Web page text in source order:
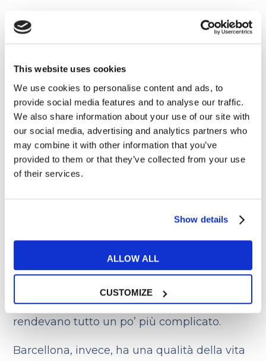
This website uses cookies
We use cookies to personalise content and ads, to
provide social media features and to analyse our traffic.
We also share information about your use of our site with
our social media, advertising and analytics partners who
may combine it with other information that you’ve
provided to them or that they’ve collected from your use
of their services.
Show details
ALLOW ALL
CUSTOMIZE
Una cosa che ti piace
del vivere a
Londra/Barcellona e
una cosa che non ti
piace.
Amavo vivere a Londra e mi piaceva
soprattutto per le buone possibilità
essere al centro di qualcosa di grande! La
cosa che mi piaceva meno? I prezzi… ma
anche le dimensioni della città stessa che
rendevano tutto un po’ più complicato.
Barcellona, invece, ha una qualità della vita